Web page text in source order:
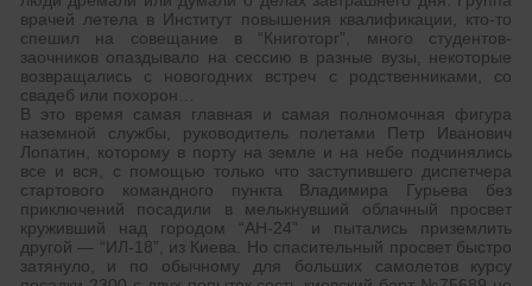
врачей летела в Институт повышения квалификации, кто-то
спешил на совещание в “Книготорг”, много студентов-
заочников опаздывало на сессию в разные вузы, некоторые
возвращались с новогодних встреч с родственниками, со
свадеб или похорон…
В это время самая главная и самая полномочная фигура
наземной службы, руководитель полетами Петр Иванович
Лопатин, которому в порту на земле и на небе подчинялись
все и вся, с помощью только что заступившего диспетчера
стартового командного пункта Владимира Гурьева без
приключений посадили в мелькнувший облачный просвет
круживший над городом “АН-24” и пытались приземлить
другой — “ИЛ-18”, из Киева. Но спасительный просвет быстро
затянуло, и по обычному для больших самолетов курсу